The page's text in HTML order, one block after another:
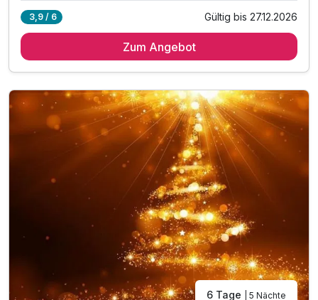
3 x reichhaltiges Frühstück vom Buffet
1 x Welcome Drink**
2 x Punsch oder Glühwein in der Lobbybar
inkl. 10% Rabatt im Hotelrestaurant
inkl. kostenloses Parken auf dem Hotelparkplatz
inkl. WLAN Nutzung im Hotel
3,9 / 6 Gültig bis 27.12.2026
Zum Angebot
6 Tage | 5 Nächte